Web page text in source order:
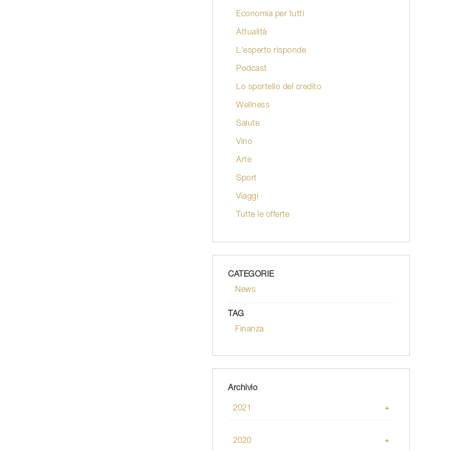
Economia per tutti
Attualità
L'esperto risponde
Podcast
Lo sportello del credito
Wellness
Salute
Vino
Arte
Sport
Viaggi
Tutte le offerte
CATEGORIE
News
TAG
Finanza
Archivio
2021
Giugno
2020